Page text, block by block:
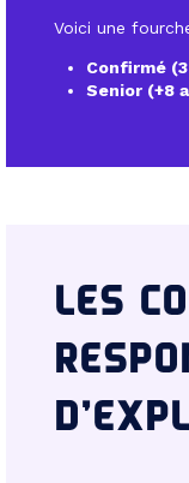
Voici une
Confirmé
Senior (+8
LES